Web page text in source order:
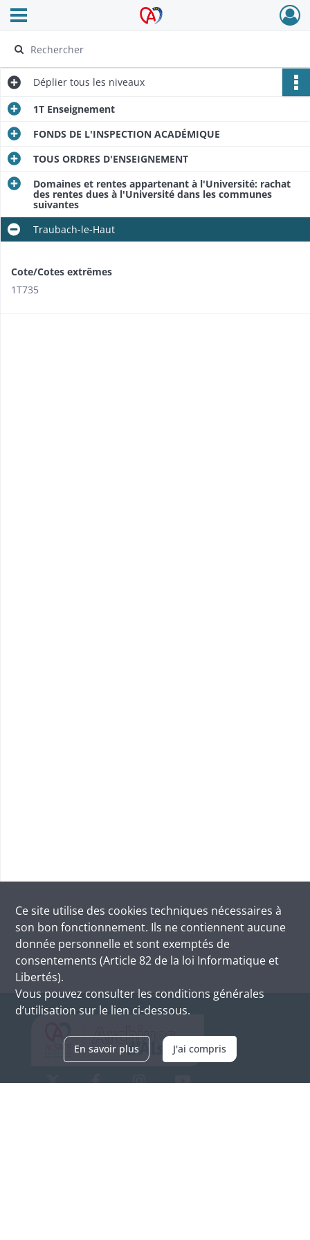
Archives Alsace - Colmar
Ouvrir le menu déroulant
Déplier tous les niveaux
1T Enseignement
FONDS DE L'INSPECTION ACADÉMIQUE
TOUS ORDRES D'ENSEIGNEMENT
Domaines et rentes appartenant à l'Université: rachat
des rentes dues à l'Université dans les communes
suivantes
Traubach-le-Haut
Cote/Cotes extrêmes
1T735
Ce site utilise des cookies techniques nécessaires à
son bon fonctionnement. Ils ne contiennent aucune
donnée personnelle et sont exemptés de
consentements (Article 82 de la loi Informatique et
Libertés).
Vous pouvez consulter les conditions générales
d’utilisation sur le lien ci-dessous.
En savoir plus J'ai compris